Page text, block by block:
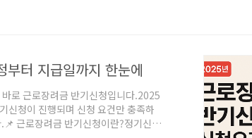
터 지급일까지 한눈에
로 근로장려금 반기신청입니다.2025
신청이 진행되며 신청 요건만 충족하
근로장려금 반기신청이란?정기신청